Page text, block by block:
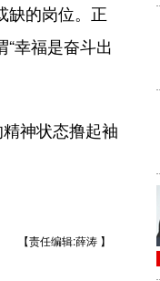
缺的岗位。正
幸福是奋斗出
神状态撸起袖
【责任编辑:薛涛 】